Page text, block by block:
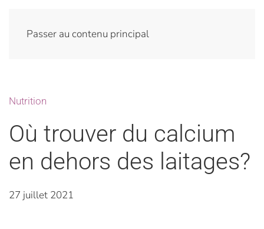
Passer au contenu principal
Nutrition
Où trouver du calcium
en dehors des laitages?
27 juillet 2021